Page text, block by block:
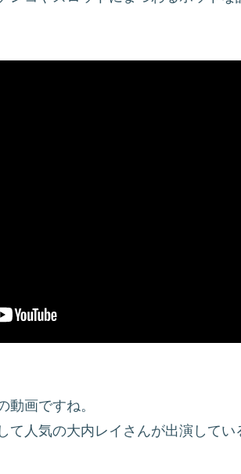
動画ですね。
て人気の大内レイさんが出演してい